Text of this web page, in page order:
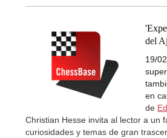
del
19/
en
de
Christian Hesse invita al lector a un
curiosidades y temas de gran